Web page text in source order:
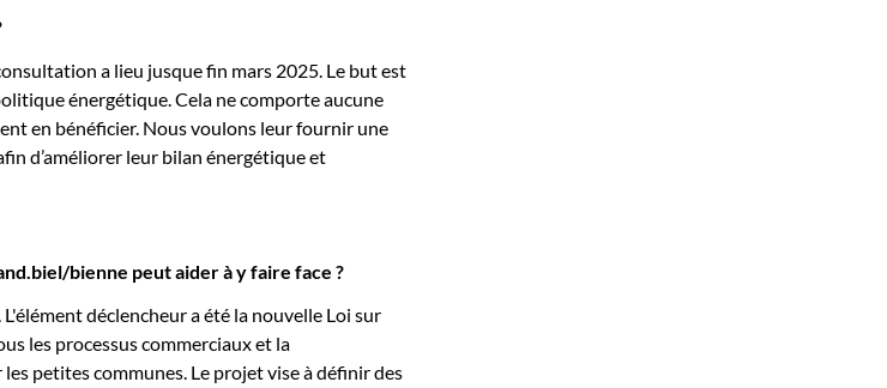
a lieu jusque fin mars 2025. Le but est
énergétique. Cela ne comporte aucune
en bénéficier. Nous voulons leur fournir une
d’améliorer leur bilan énergétique et
bienne peut aider à y faire face ?
déclencheur a été la nouvelle Loi sur
les processus commerciaux et la
petites communes. Le projet vise à définir des